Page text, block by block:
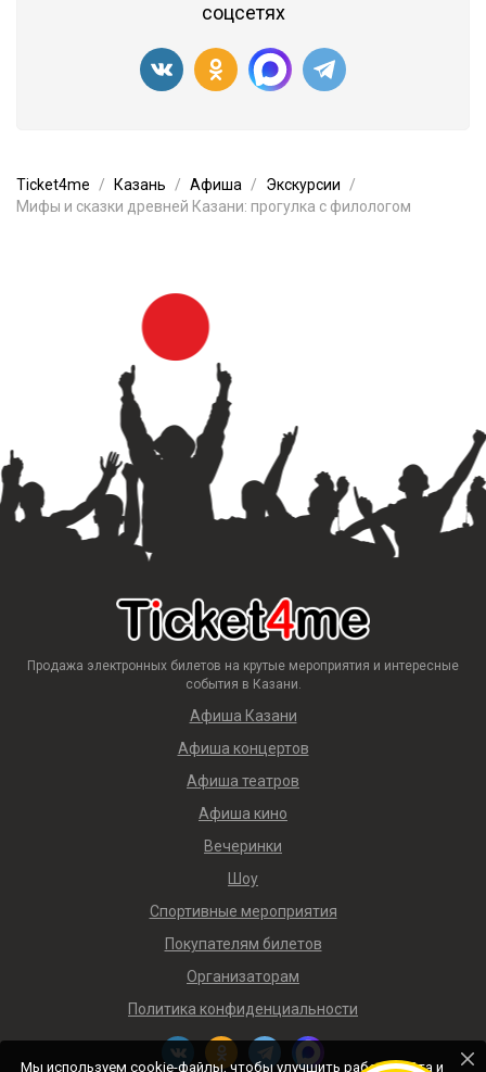
соцсетях
Ticket4me Казань Афиша
Экскурсии
Мифы и сказки древней Казани: прогулка с филологом
Продажа электронных билетов на крутые мероприятия и интересные
события в Казани.
Афиша Казани
Афиша концертов
Афиша театров
Афиша кино
Вечеринки
Шоу
Спортивные мероприятия
Покупателям билетов
Организаторам
Политика конфиденциальности
Мы используем cookie-файлы, чтобы улучшить работу сайта и